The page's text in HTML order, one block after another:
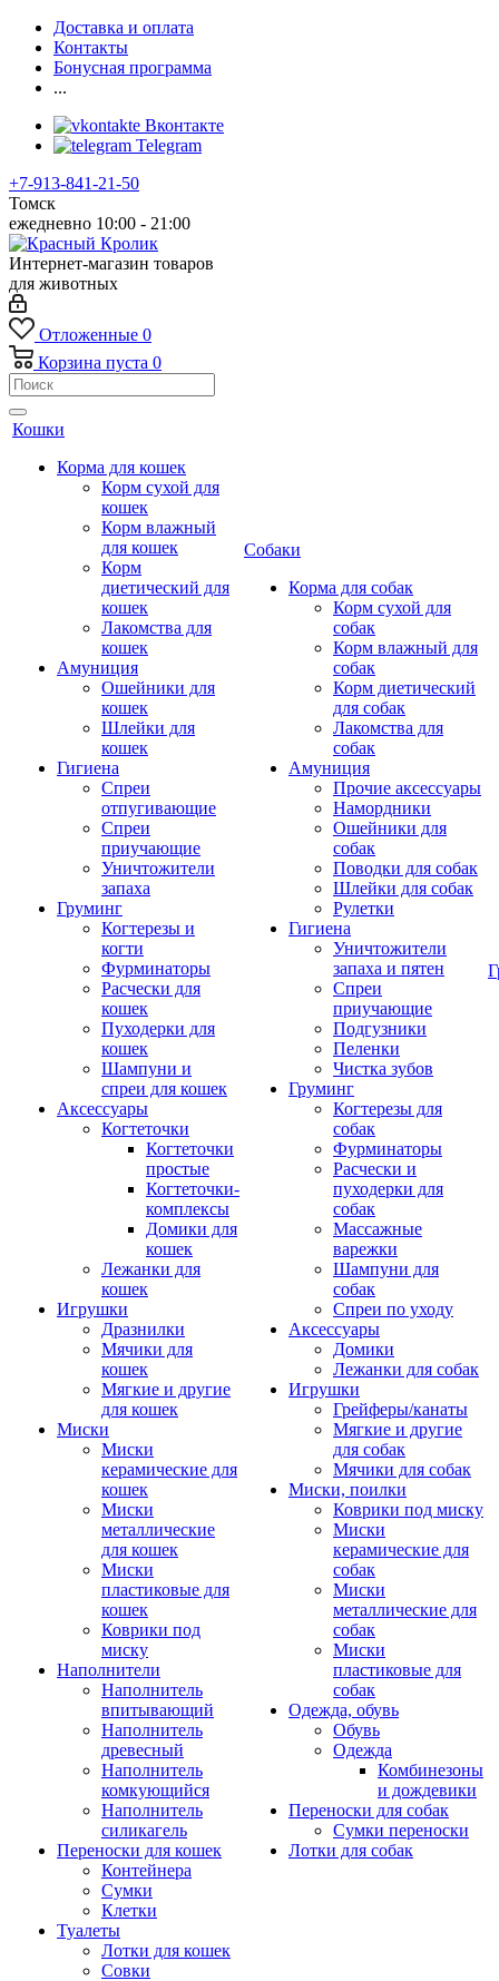
Доставка и оплата
Контакты
Бонусная программа
...
Вконтакте
Telegram
+7-913-841-21-50
Томск
ежедневно 10:00 - 21:00
Интернет-магазин товаров
для животных
Отложенные 0
Корзина пуста 0
Кошки
Корма для кошек
Корм сухой для
кошек
Корм влажный
для кошек
Корм
диетический для
кошек
Лакомства для
кошек
Амуниция
Ошейники для
кошек
Шлейки для
кошек
Гигиена
Спреи
отпугивающие
Спреи
приучающие
Уничтожители
запаха
Груминг
Когтерезы и
когти
Фурминаторы
Расчески для
кошек
Пуходерки для
кошек
Шампуни и
спреи для кошек
Аксессуары
Когтеточки
Когтеточки
простые
Когтеточки-
комплексы
Домики для
кошек
Лежанки для
кошек
Игрушки
Дразнилки
Мячики для
кошек
Мягкие и другие
для кошек
Миски
Миски
керамические для
кошек
Миски
металлические
для кошек
Миски
пластиковые для
кошек
Коврики под
миску
Наполнители
Наполнитель
впитывающий
Наполнитель
древесный
Наполнитель
комкующийся
Наполнитель
силикагель
Переноски для кошек
Контейнера
Сумки
Клетки
Туалеты
Лотки для кошек
Совки
Собаки
Корма для собак
Корм сухой для
собак
Корм влажный для
собак
Корм диетический
для собак
Лакомства для
собак
Амуниция
Прочие аксессуары
Намордники
Ошейники для
собак
Поводки для собак
Шлейки для собак
Рулетки
Гигиена
Уничтожители
запаха и пятен
Спреи
приучающие
Подгузники
Пеленки
Чистка зубов
Груминг
Когтерезы для
собак
Фурминаторы
Расчески и
пуходерки для
собак
Массажные
варежки
Шампуни для
собак
Спреи по уходу
Аксессуары
Домики
Лежанки для собак
Игрушки
Грейферы/канаты
Мягкие и другие
для собак
Мячики для собак
Миски, поилки
Коврики под миску
Миски
керамические для
собак
Миски
металлические для
собак
Миски
пластиковые для
собак
Одежда, обувь
Обувь
Одежда
Комбинезоны
и дождевики
Переноски для собак
Сумки переноски
Лотки для собак